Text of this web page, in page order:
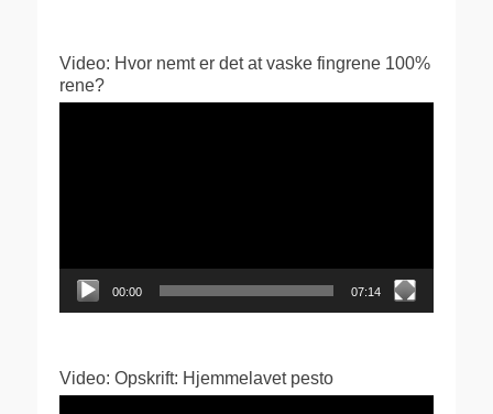
Video: Hvor nemt er det at vaske fingrene 100%
rene?
00:00 07:14
Video: Opskrift: Hjemmelavet pesto